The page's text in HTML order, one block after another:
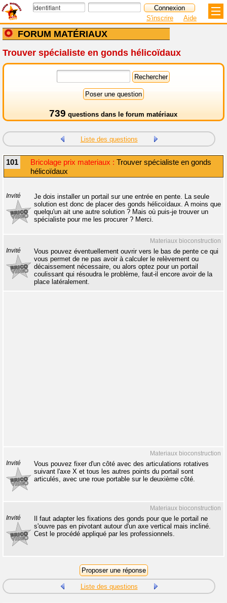
FORUM MATÉRIAUX
S'inscrire Aide
Trouver spécialiste en gonds hélicoïdaux
739 questions dans le forum matériaux
Liste des questions
101 Bricolage prix materiaux : Trouver spécialiste en gonds
hélicoïdaux
Invité
Je dois installer un portail sur une entrée en pente. La seule
solution est donc de placer des gonds hélicoïdaux. A moins que
quelqu'un ait une autre solution ? Mais où puis-je trouver un
spécialiste pour me les procurer ? Merci.
Materiaux bioconstruction
Invité
Vous pouvez éventuellement ouvrir vers le bas de pente ce qui
vous permet de ne pas avoir à calculer le relèvement ou
décaissement nécessaire, ou alors optez pour un portail
coulissant qui résoudra le problème, faut-il encore avoir de la
place latéralement.
Materiaux bioconstruction
Invité
Vous pouvez fixer d'un côté avec des articulations rotatives
suivant l'axe X et tous les autres points du portail sont
articulés, avec une roue portable sur le deuxième côté.
Materiaux bioconstruction
Invité
Il faut adapter les fixations des gonds pour que le portail ne
s'ouvre pas en pivotant autour d'un axe vertical mais incliné.
Cest le procédé appliqué par les professionnels.
Liste des questions